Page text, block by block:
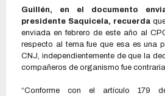
Guillén, en el documento
presidente Saquicela, recuerda
enviada en febrero de este año al
respecto al tema fue que esa es una
CNJ, independientemente de que la
compañeros de organismo fue
“Conforme con el artículo 179